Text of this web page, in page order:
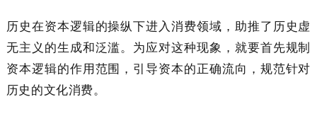
历史在资本逻辑的操纵下进入消费领域，助推了历史虚
无主义的生成和泛滥。为应对这种现象，就要首先规制
资本逻辑的作用范围，引导资本的正确流向，规范针对
历史的文化消费。